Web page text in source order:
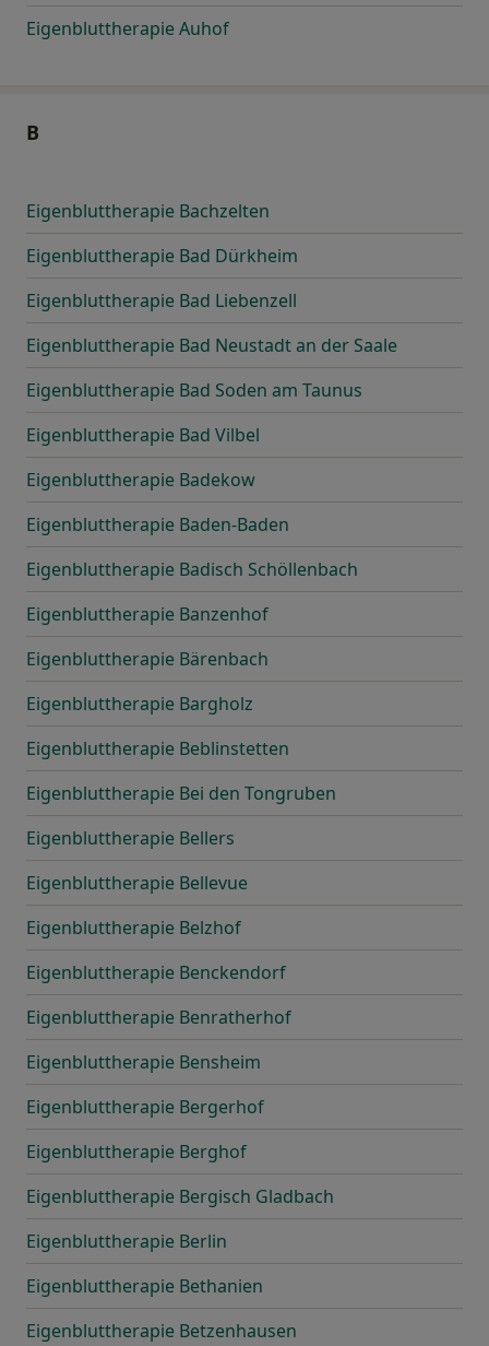
Eigenbluttherapie Auhof
B
Eigenbluttherapie Bachzelten
Eigenbluttherapie Bad Dürkheim
Eigenbluttherapie Bad Liebenzell
Eigenbluttherapie Bad Neustadt an der Saale
Eigenbluttherapie Bad Soden am Taunus
Eigenbluttherapie Bad Vilbel
Eigenbluttherapie Badekow
Eigenbluttherapie Baden-Baden
Eigenbluttherapie Badisch Schöllenbach
Eigenbluttherapie Banzenhof
Eigenbluttherapie Bärenbach
Eigenbluttherapie Bargholz
Eigenbluttherapie Beblinstetten
Eigenbluttherapie Bei den Tongruben
Eigenbluttherapie Bellers
Eigenbluttherapie Bellevue
Eigenbluttherapie Belzhof
Eigenbluttherapie Benckendorf
Eigenbluttherapie Benratherhof
Eigenbluttherapie Bensheim
Eigenbluttherapie Bergerhof
Eigenbluttherapie Berghof
Eigenbluttherapie Bergisch Gladbach
Eigenbluttherapie Berlin
Eigenbluttherapie Bethanien
Eigenbluttherapie Betzenhausen